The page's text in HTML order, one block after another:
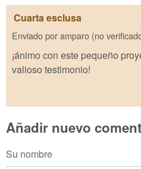
Cuarta esclusa
Enviado poramparo (no
¡ánimo con este pequeño
valioso testimonio!
Añadir nuevo
Su nombre